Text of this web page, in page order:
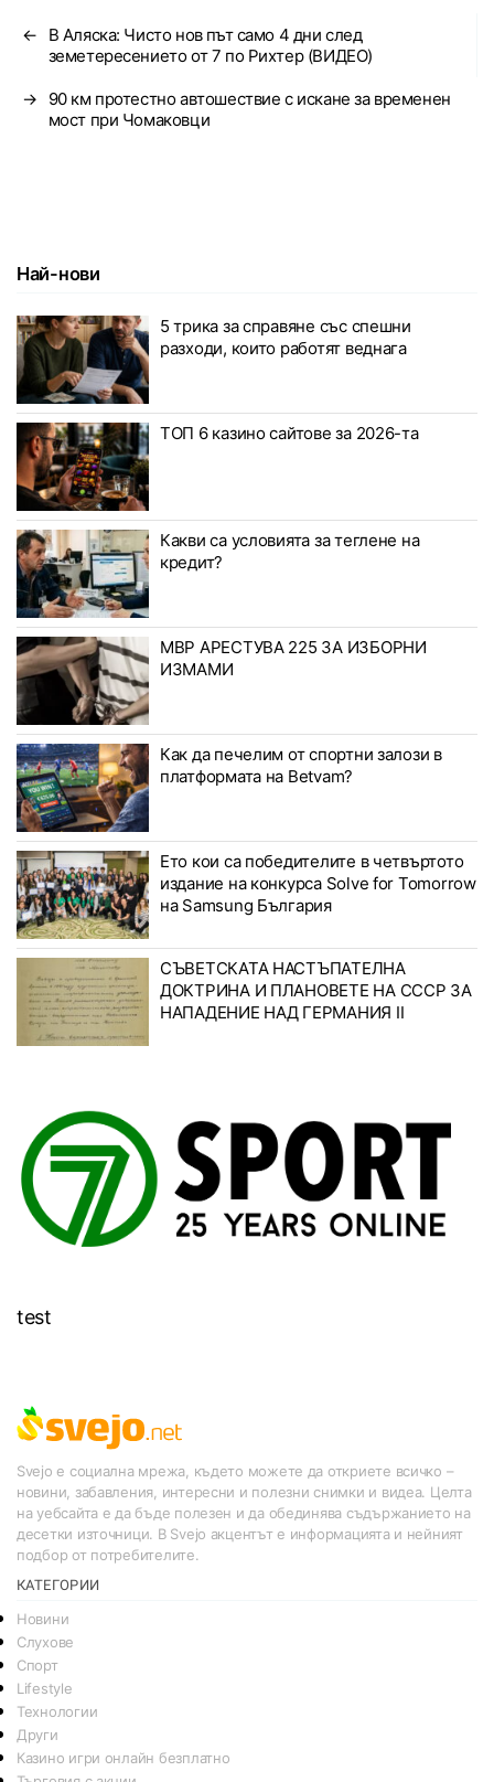
←
В Аляска: Чисто нов път само 4 дни след
земетересението от 7 по Рихтер (ВИДЕО)
→
90 км протестно автошествие с искане за временен
мост при Чомаковци
Най-нови
5 трика за справяне със спешни
разходи, които работят веднага
ТОП 6 казино сайтове за 2026-та
Какви са условията за теглене на
кредит?
МВР АРЕСТУВА 225 ЗА ИЗБОРНИ
ИЗМАМИ
Как да печелим от спортни залози в
платформата на Betvam?
Ето кои са победителите в четвъртото
издание на конкурса Solve for Tomorrow
на Samsung България
СЪВЕТСКАТА НАСТЪПАТЕЛНА
ДОКТРИНА И ПЛАНОВЕТЕ НА СССР ЗА
НАПАДЕНИЕ НАД ГЕРМАНИЯ II
test
Svejo е социална мрежа, където можете да откриете всичко –
новини, забавления, интересни и полезни снимки и видеа. Целта
на уебсайта е да бъде полезен и да обединява съдържанието на
десетки източници. В Svejo акцентът е информацията и нейният
подбор от потребителите.
КАТЕГОРИИ
Новини
Слухове
Спорт
Lifestyle
Технологии
Други
Казино игри онлайн безплатно